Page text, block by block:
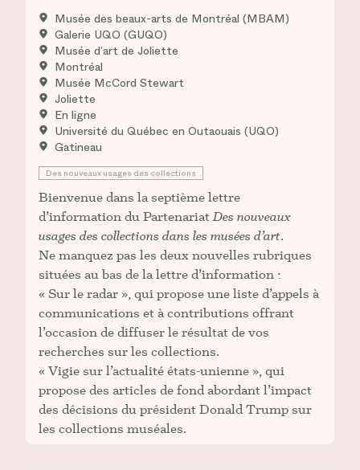
Musée des beaux-arts de Montréal (MBAM)
Galerie UQO (GUQO)
Musée d’art de Joliette
Montréal
Musée McCord Stewart
Joliette
En ligne
Université du Québec en Outaouais (UQO)
Gatineau
Des nouveaux usages des collections
Bienvenue dans la septième lettre
d’information du PartenariatDes nouveaux
usages des collections dans les musées d’art.
Ne manquez pas les deux nouvelles rubriques
situées au bas de la lettre d’information :
« Sur le radar », qui propose une liste d’appels à
communications et à contributions offrant
l’occasion de diffuser le résultat de vos
recherches sur les collections.
« Vigie sur l’actualité états-unienne », qui
propose des articles de fond abordant l’impact
des décisions du président Donald Trump sur
les collections muséales.